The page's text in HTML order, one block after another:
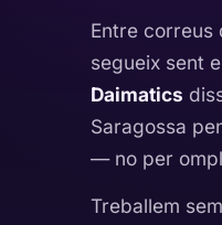
Entre correus
segueix sent
Daimatics
Saragossa
— no per
Treballem